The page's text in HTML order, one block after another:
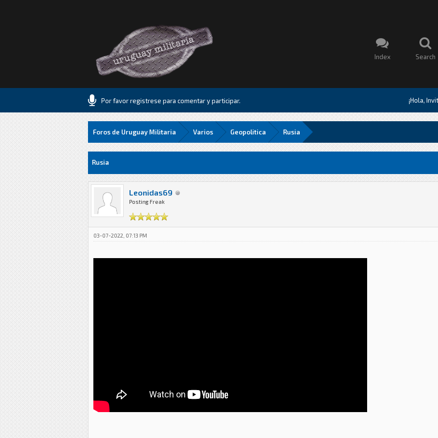
Index Search
Por favor registrese para comentar y participar. ¡Hola,
Foros de Uruguay Militaria Varios Geopolitica Rusia
5 voto(s) - 1.8 Media
1
2
3
4
5 Rusia
Leonidas69
Posting Freak
03-07-2022, 07:13 PM